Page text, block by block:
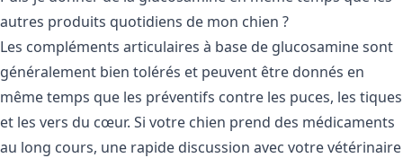
autres produits quotidiens de mon chien ?
Les compléments articulaires à base de glucosamine sont
généralement bien tolérés et peuvent être donnés en
même temps que les préventifs contre les puces, les tiques
et les vers du cœur. Si votre chien prend des médicaments
au long cours, une rapide discussion avec votre vétérinaire